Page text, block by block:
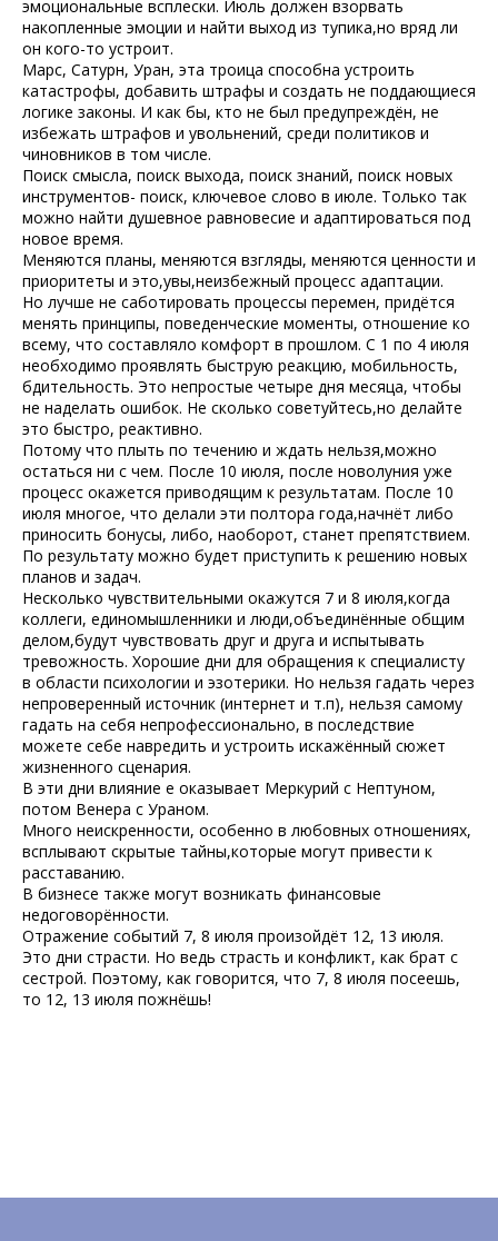
эмоциональные всплески. Июль должен взорвать
накопленные эмоции и найти выход из тупика,но вряд ли
он кого-то устроит.
Марс, Сатурн, Уран, эта троица способна устроить
катастрофы, добавить штрафы и создать не поддающиеся
логике законы. И как бы, кто не был предупреждён, не
избежать штрафов и увольнений, среди политиков и
чиновников в том числе.
Поиск смысла, поиск выхода, поиск знаний, поиск новых
инструментов- поиск, ключевое слово в июле. Только так
можно найти душевное равновесие и адаптироваться под
новое время.
Меняются планы, меняются взгляды, меняются ценности и
приоритеты и это,увы,неизбежный процесс адаптации.
Но лучше не саботировать процессы перемен, придётся
менять принципы, поведенческие моменты, отношение ко
всему, что составляло комфорт в прошлом. С 1 по 4 июля
необходимо проявлять быструю реакцию, мобильность,
бдительность. Это непростые четыре дня месяца, чтобы
не наделать ошибок. Не сколько советуйтесь,но делайте
это быстро, реактивно.
Потому что плыть по течению и ждать нельзя,можно
остаться ни с чем. После 10 июля, после новолуния уже
процесс окажется приводящим к результатам. После 10
июля многое, что делали эти полтора года,начнёт либо
приносить бонусы, либо, наоборот, станет препятствием.
По результату можно будет приступить к решению новых
планов и задач.
Несколько чувствительными окажутся 7 и 8 июля,когда
коллеги, единомышленники и люди,объединённые общим
делом,будут чувствовать друг и друга и испытывать
тревожность. Хорошие дни для обращения к специалисту
в области психологии и эзотерики. Но нельзя гадать через
непроверенный источник (интернет и т.п), нельзя самому
гадать на себя непрофессионально, в последствие
можете себе навредить и устроить искажённый сюжет
жизненного сценария.
В эти дни влияние е оказывает Меркурий с Нептуном,
потом Венера с Ураном.
Много неискренности, особенно в любовных отношениях,
всплывают скрытые тайны,которые могут привести к
расставанию.
В бизнесе также могут возникать финансовые
недоговорённости.
Отражение событий 7, 8 июля произойдёт 12, 13 июля.
Это дни страсти. Но ведь страсть и конфликт, как брат с
сестрой. Поэтому, как говорится, что 7, 8 июля посеешь,
то 12, 13 июля пожнёшь!